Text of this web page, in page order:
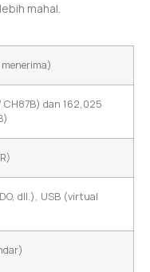
mahal.
CH87B) dan 162,025
dll.), USB (virtual